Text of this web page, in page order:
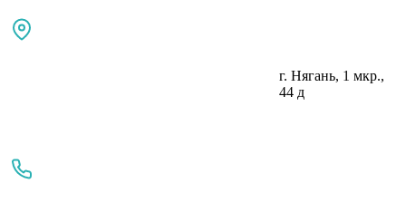
г. Нягань, 1 мкр.,
44 д